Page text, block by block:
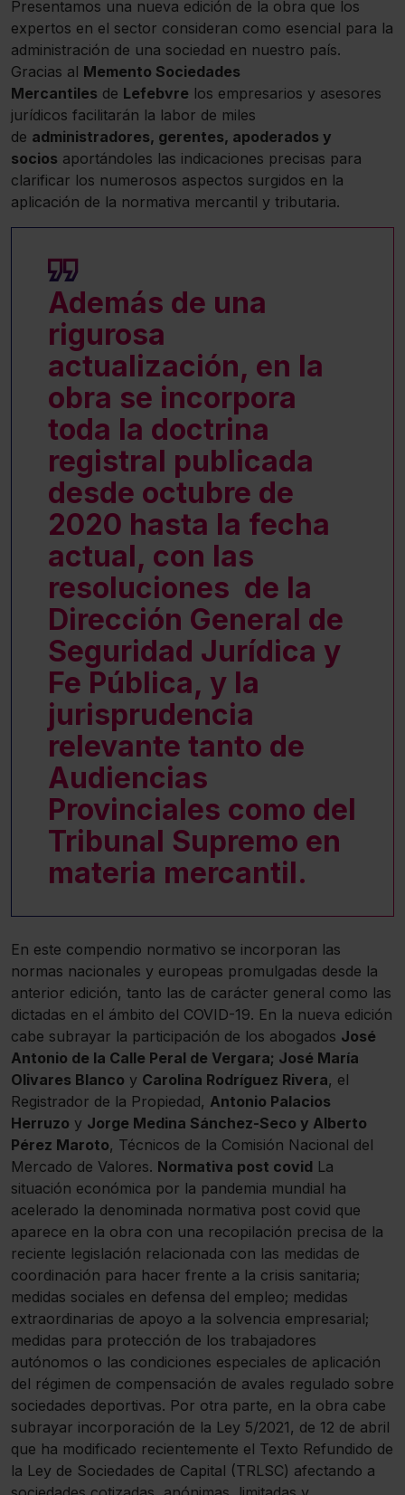
Presentamos una nueva edición de la obra que los
expertos en el sector consideran como esencial para la
administración de una sociedad en nuestro país.
Gracias al Memento Sociedades
Mercantiles de Lefebvre los empresarios y asesores
jurídicos facilitarán la labor de miles
de administradores, gerentes, apoderados y
socios aportándoles las indicaciones precisas para
clarificar los numerosos aspectos surgidos en la
aplicación de la normativa mercantil y tributaria.
Además de una
rigurosa
actualización, en la
obra se incorpora
toda la doctrina
registral publicada
desde octubre de
2020 hasta la fecha
actual, con las
resoluciones de la
Dirección General de
Seguridad Jurídica y
Fe Pública, y la
jurisprudencia
relevante tanto de
Audiencias
Provinciales como del
Tribunal Supremo en
materia mercantil.
En este compendio normativo se incorporan las
normas nacionales y europeas promulgadas desde la
anterior edición, tanto las de carácter general como las
dictadas en el ámbito del COVID-19. En la nueva edición
cabe subrayar la participación de los abogados José
Antonio de la Calle Peral de Vergara; José María
Olivares Blanco y Carolina Rodríguez Rivera, el
Registrador de la Propiedad, Antonio Palacios
Herruzo y Jorge Medina Sánchez-Seco y Alberto
Pérez Maroto, Técnicos de la Comisión Nacional del
Mercado de Valores. Normativa post covid La
situación económica por la pandemia mundial ha
acelerado la denominada normativa post covid que
aparece en la obra con una recopilación precisa de la
reciente legislación relacionada con las medidas de
coordinación para hacer frente a la crisis sanitaria;
medidas sociales en defensa del empleo; medidas
extraordinarias de apoyo a la solvencia empresarial;
medidas para protección de los trabajadores
autónomos o las condiciones especiales de aplicación
del régimen de compensación de avales regulado sobre
sociedades deportivas. Por otra parte, en la obra cabe
subrayar incorporación de la Ley 5/2021, de 12 de abril
que ha modificado recientemente el Texto Refundido de
la Ley de Sociedades de Capital (TRLSC) afectando a